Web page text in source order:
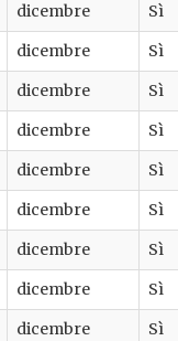
dicembre Sì
dicembre Sì
dicembre Sì
dicembre Sì
dicembre Sì
dicembre Sì
dicembre Sì
dicembre Sì
dicembre Sì